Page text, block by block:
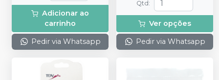
Adicionar ao
carrinho
Pedir via Whatsapp
Qtd :
Ver opções
Pedir via Whatsapp